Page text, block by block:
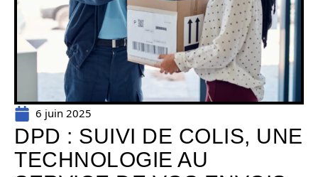
6 juin 2025
DPD : SUIVI DE COLIS, UNE
TECHNOLOGIE AU